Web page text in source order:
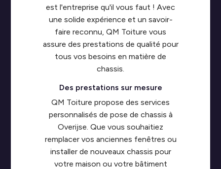
est l'entreprise qu'il vous faut ! Avec
une solide expérience et un savoir-
faire reconnu, QM Toiture vous
assure des prestations de qualité pour
tous vos besoins en matière de
chassis.
Des prestations sur mesure
QM Toiture propose des services
personnalisés de pose de chassis à
Overijse. Que vous souhaitiez
remplacer vos anciennes fenêtres ou
installer de nouveaux chassis pour
votre maison ou votre bâtiment